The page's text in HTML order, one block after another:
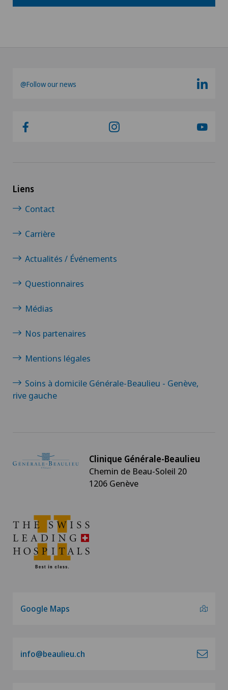
@Follow our news
Liens
Contact
Carrière
Actualités / Événements
Questionnaires
Médias
Nos partenaires
Mentions légales
Soins à domicile Générale-Beaulieu - Genève,
rive gauche
Clinique Générale-Beaulieu
Chemin de Beau-Soleil 20
1206 Genève
Google Maps
info@beaulieu.ch